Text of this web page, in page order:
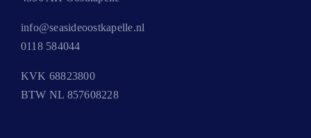
info@seasideoostkapelle.nl
0118 584044
KVK 68823800
BTW NL 857608228